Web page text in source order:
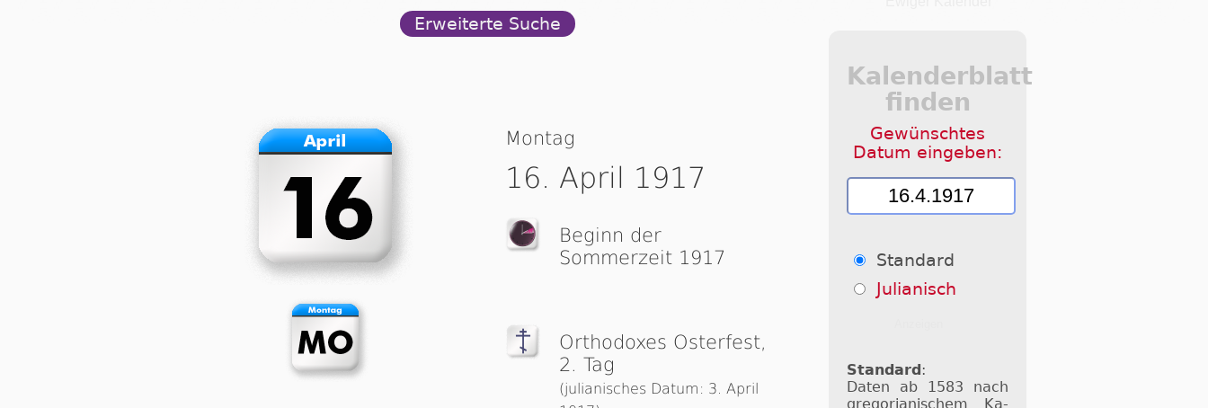
Erweiterte Suche
Montag
16. April 1917
Beginn der
Sommerzeit 1917
Orthodoxes Osterfest,
2. Tag
(julianisches Datum: 3. April
Kalenderblatt
finden
Gewünschtes
Datum eingeben:
Standard
Julianisch
Standard :
Daten ab 1583 nach
gre­go­ri­a­ni­schem Ka­